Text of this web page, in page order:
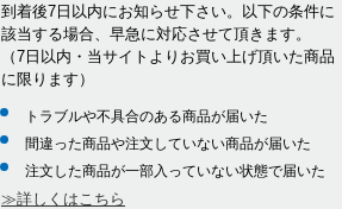
到着後7日以内にお知らせ下さい。以下の条件に
該当する場合、早急に対応させて頂きます。
（7日以内・当サイトよりお買い上げ頂いた商品
に限ります）
トラブルや不具合のある商品が届いた
間違った商品や注文していない商品が届いた
注文した商品が一部入っていない状態で届いた
≫詳しくはこちら